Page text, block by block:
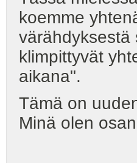
koemme
värähdyksestä
klimpittyvät
aikana".
Tämä on
Minä olen